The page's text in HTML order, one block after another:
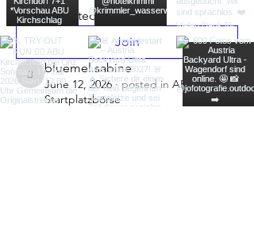
Suggested post
Join
bluemel.sabine
bluemel.sabine
June 12, 2026·posted in ABU
Startplatzbörse